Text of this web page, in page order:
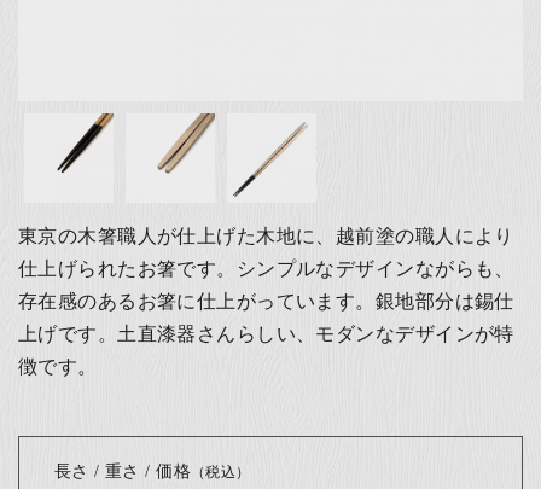
東京の木箸職人が仕上げた木地に、越前塗の職人により
仕上げられたお箸です。シンプルなデザインながらも、
存在感のあるお箸に仕上がっています。銀地部分は錫仕
上げです。 土直漆器さんらしい、モダンなデザインが特
徴です。
長さ / 重さ / 価格 （税込）